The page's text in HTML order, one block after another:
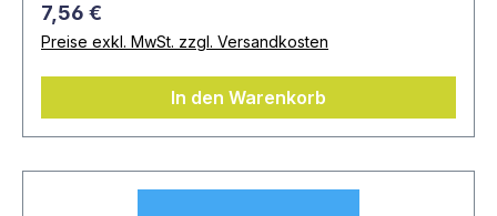
7,56 €
Preise exkl. MwSt. zzgl. Versandkosten
In den Warenkorb